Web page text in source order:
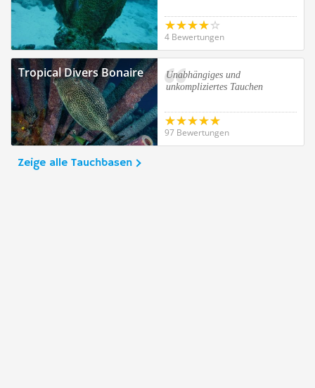
4 Bewertungen
Tropical Divers Bonaire
Unabhängiges und
unkompliziertes Tauchen
97 Bewertungen
Zeige alle Tauchbasen